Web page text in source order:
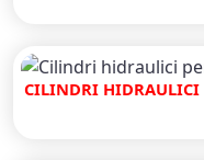
CILINDRI HIDRAULICI